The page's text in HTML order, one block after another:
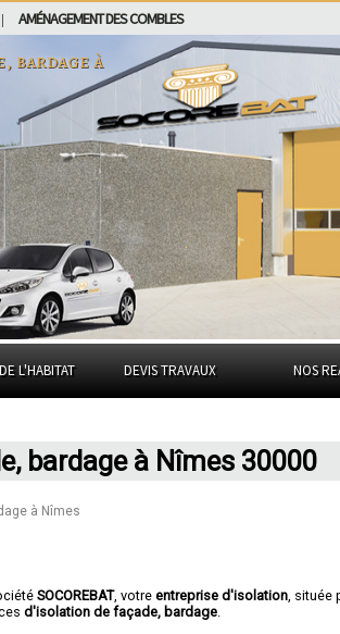
AMÉNAGEMENT DES COMBLES
bardage à
L'HABITAT DEVIS TRAVAUX NOS
bardage à Nîmes 30000
à Nîmes
SOCOREBAT, votreentreprise d'isolation ,
d'isolation de façade, bardage